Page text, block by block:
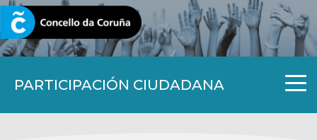
PARTICIPACIÓN CIUDADANA
CORUNA.GAL